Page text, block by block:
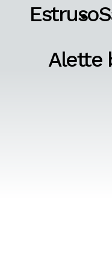
Estruso
Alette